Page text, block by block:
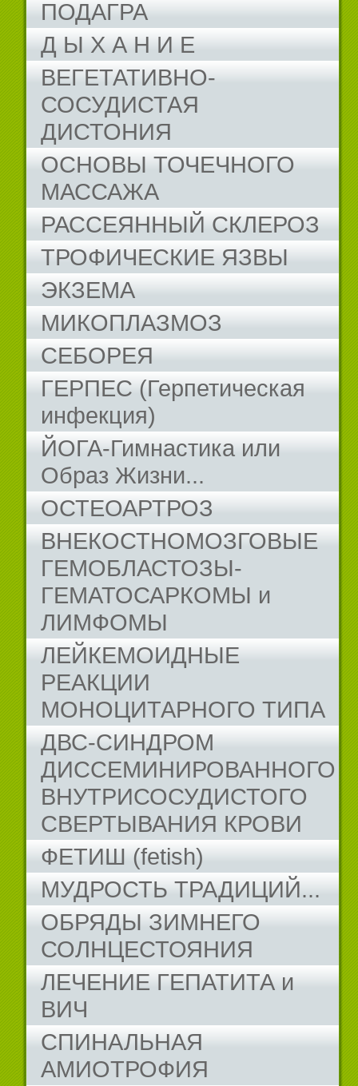
ПОДАГРА
Д Ы Х А Н И Е
ВЕГЕТАТИВНО-
СОСУДИСТАЯ
ДИСТОНИЯ
ОСНОВЫ ТОЧЕЧНОГО
МАССАЖА
РАССЕЯННЫЙ СКЛЕРОЗ
ТРОФИЧЕСКИЕ ЯЗВЫ
ЭКЗЕМА
МИКОПЛАЗМОЗ
СЕБОРЕЯ
ГЕРПЕС (Герпетическая
инфекция)
ЙОГА-Гимнастика или
Образ Жизни...
ОСТЕОАРТРОЗ
ВНЕКОСТНОМОЗГОВЫЕ
ГЕМОБЛАСТОЗЫ-
ГЕМАТОСАРКОМЫ и
ЛИМФОМЫ
ЛЕЙКЕМОИДНЫЕ
РЕАКЦИИ
МОНОЦИТАРНОГО ТИПА
ДВС-СИНДРОМ
ДИССЕМИНИРОВАННОГО
ВНУТРИСОСУДИСТОГО
СВЕРТЫВАНИЯ КРОВИ
ФЕТИШ (fetish)
МУДРОСТЬ ТРАДИЦИЙ...
ОБРЯДЫ ЗИМНЕГО
СОЛНЦЕСТОЯНИЯ
ЛЕЧЕНИЕ ГЕПАТИТА и
ВИЧ
СПИНАЛЬНАЯ
АМИОТРОФИЯ